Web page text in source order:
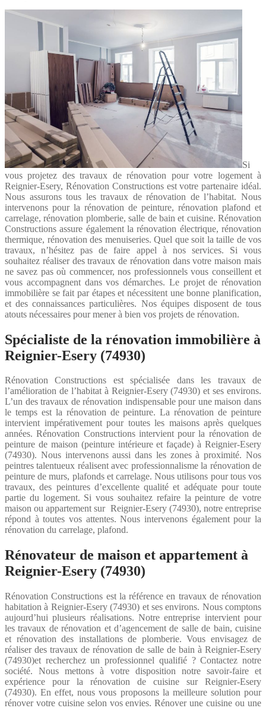
Si
vous projetez des travaux de rénovation pour votre logement à
Reignier-Esery, Rénovation Constructions est votre partenaire idéal.
Nous assurons tous les travaux de rénovation de l’habitat. Nous
intervenons pour la rénovation de peinture, rénovation plafond et
carrelage, rénovation plomberie, salle de bain et cuisine. Rénovation
Constructions assure également la rénovation électrique, rénovation
thermique, rénovation des menuiseries. Quel que soit la taille de vos
travaux, n’hésitez pas de faire appel à nos services. Si vous
souhaitez réaliser des travaux de rénovation dans votre maison mais
ne savez pas où commencer, nos professionnels vous conseillent et
vous accompagnent dans vos démarches. Le projet de rénovation
immobilière se fait par étapes et nécessitent une bonne planification,
et des connaissances particulières. Nos équipes disposent de tous
atouts nécessaires pour mener à bien vos projets de rénovation.
Spécialiste de la rénovation immobilière à
Reignier-Esery (74930)
Rénovation Constructions est spécialisée dans les travaux de
l’amélioration de l’habitat à Reignier-Esery (74930) et ses environs.
L’un des travaux de rénovation indispensable pour une maison dans
le temps est la rénovation de peinture. La rénovation de peinture
intervient impérativement pour toutes les maisons après quelques
années. Rénovation Constructions intervient pour la rénovation de
peinture de maison (peinture intérieure et façade) à Reignier-Esery
(74930). Nous intervenons aussi dans les zones à proximité. Nos
peintres talentueux réalisent avec professionnalisme la rénovation de
peinture de murs, plafonds et carrelage. Nous utilisons pour tous vos
travaux, des peintures d’excellente qualité et adéquate pour toute
partie du logement. Si vous souhaitez refaire la peinture de votre
maison ou appartement sur Reignier-Esery (74930), notre entreprise
répond à toutes vos attentes. Nous intervenons également pour la
rénovation du carrelage, plafond.
Rénovateur de maison et appartement à
Reignier-Esery (74930)
Rénovation Constructions est la référence en travaux de rénovation
habitation à Reignier-Esery (74930) et ses environs. Nous comptons
aujourd’hui plusieurs réalisations. Notre entreprise intervient pour
les travaux de rénovation et d’agencement de salle de bain, cuisine
et rénovation des installations de plomberie. Vous envisagez de
réaliser des travaux de rénovation de salle de bain à Reignier-Esery
(74930)et recherchez un professionnel qualifié ? Contactez notre
société. Nous mettons à votre disposition notre savoir-faire et
expérience pour la rénovation de cuisine sur Reignier-Esery
(74930). En effet, nous vous proposons la meilleure solution pour
rénover votre cuisine selon vos envies. Rénover une cuisine ou une